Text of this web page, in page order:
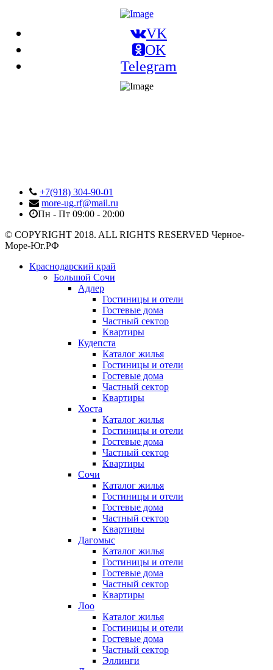
VK
OK
Telegram
+7(918) 304-90-01
more-ug.rf@mail.ru
Пн - Пт 09:00 - 20:00
© COPYRIGHT 2018. ALL RIGHTS RESERVED Черное-
Море-Юг.РФ
Краснодарский край
Большой Сочи
Адлер
Гостиницы и отели
Гостевые дома
Частный сектор
Квартиры
Кудепста
Каталог жилья
Гостиницы и отели
Гостевые дома
Частный сектор
Квартиры
Хоста
Каталог жилья
Гостиницы и отели
Гостевые дома
Частный сектор
Квартиры
Сочи
Каталог жилья
Гостиницы и отели
Гостевые дома
Частный сектор
Квартиры
Дагомыс
Каталог жилья
Гостиницы и отели
Гостевые дома
Частный сектор
Квартиры
Лоо
Каталог жилья
Гостиницы и отели
Гостевые дома
Частный сектор
Эллинги